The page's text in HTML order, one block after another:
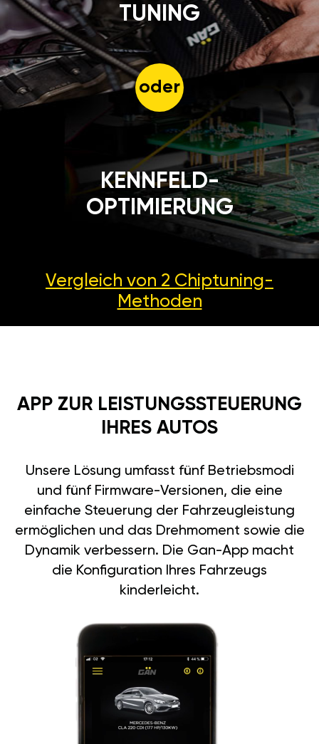
TUNING
oder
KENNFELD-
OPTIMIERUNG
Vergleich von 2 Chiptuning-
Methoden
APP ZUR LEISTUNGSSTEUERUNG
IHRES AUTOS
Unsere Lösung umfasst fünf Betriebsmodi
und fünf Firmware-Versionen, die eine
einfache Steuerung der Fahrzeugleistung
ermöglichen und das Drehmoment sowie die
Dynamik verbessern. Die Gan-App macht
die Konfiguration Ihres Fahrzeugs
kinderleicht.